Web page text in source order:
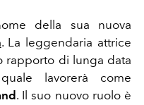
della sua nuova
. La leggendaria attrice
rapporto di lunga data
lavorerà come
. Il suo nuovo ruolo è